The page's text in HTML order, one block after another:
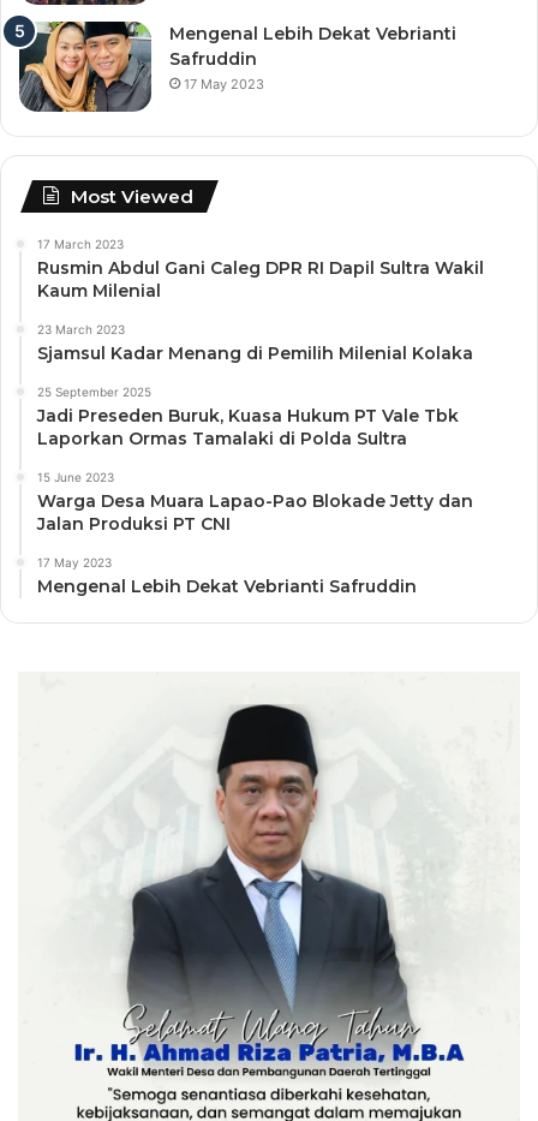
Mengenal Lebih Dekat Vebrianti
Safruddin
17 May 2023
Most Viewed
17 March 2023
Rusmin Abdul Gani Caleg DPR RI Dapil Sultra Wakil
Kaum Milenial
23 March 2023
Sjamsul Kadar Menang di Pemilih Milenial Kolaka
25 September 2025
Jadi Preseden Buruk, Kuasa Hukum PT Vale Tbk
Laporkan Ormas Tamalaki di Polda Sultra
15 June 2023
Warga Desa Muara Lapao-Pao Blokade Jetty dan
Jalan Produksi PT CNI
17 May 2023
Mengenal Lebih Dekat Vebrianti Safruddin